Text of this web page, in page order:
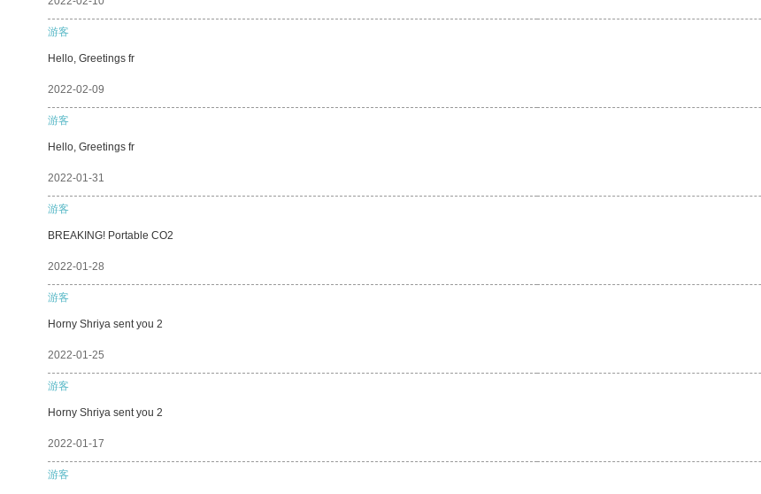
游客
Hello, Greetings fr
2022-02-09
游客
Hello, Greetings fr
2022-01-31
游客
BREAKING! Portable CO2
2022-01-28
游客
Horny Shriya sent you 2
2022-01-25
游客
Horny Shriya sent you 2
2022-01-17
游客